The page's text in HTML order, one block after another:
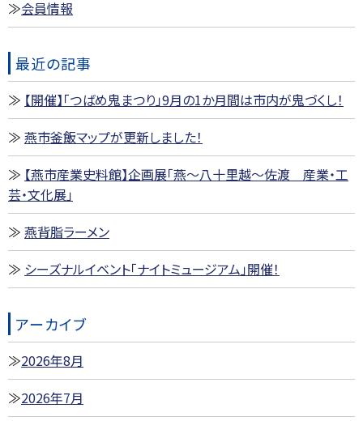
会員情報
最近の記事
【開催】「つばめ鬼まつり」9月の1か月間は市内が鬼づくし！
燕市釜飯マップが更新しました！
【燕市産業史料館】企画展「燕～八十里越～佐渡 産業・工
芸・文化展」
燕背脂ラーメン
シーズナルイベント「ナイトミュージアム」開催！
アーカイブ
2026年8月
2026年7月